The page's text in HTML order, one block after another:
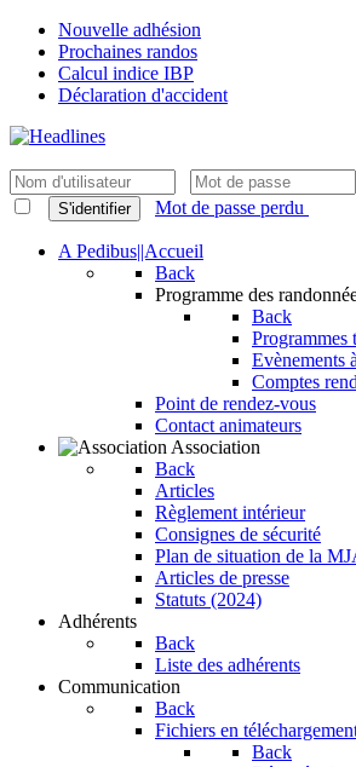
Nouvelle adhésion
Prochaines randos
Calcul indice IBP
Déclaration d'accident
S'identifier Mot de passe perdu
A Pedibus||Accueil
Back
Programme des
Back
Programmes
Evènements
Comptes
Point de rendez-vous
Contact animateurs
Association
Back
Articles
Règlement intérieur
Consignes de sécurité
Plan de situation de la
Articles de presse
Statuts (2024)
Adhérents
Back
Liste des adhérents
Communication
Back
Fichiers en
Back